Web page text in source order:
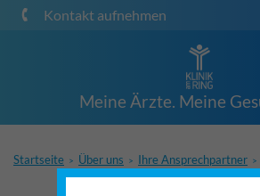
Kontakt aufnehmen
Meine Ärzte. Meine
Startseite > Über uns > Ihre Ansprechpartner >